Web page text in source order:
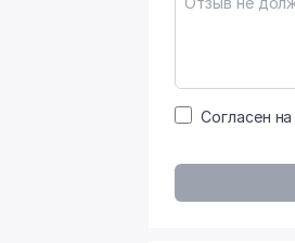
Согласен